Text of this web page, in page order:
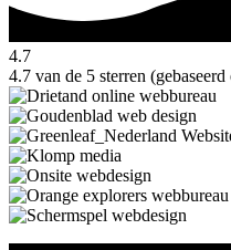
4.7
4.7 van de 5 sterren (gebaseerd